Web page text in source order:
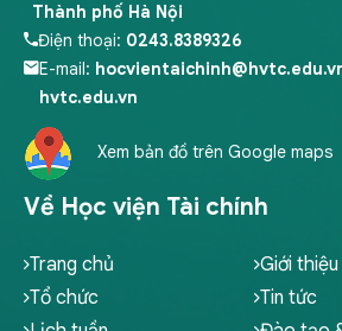
Về Học viện Tài chính
Trang chủ
Giới thiệu
Tổ chức
Tin tức
Thành phố Hà Nội
Điện thoại: 0243.8389326
E-mail:
hvtc.edu.vn
Xem bản đồ trên Google maps